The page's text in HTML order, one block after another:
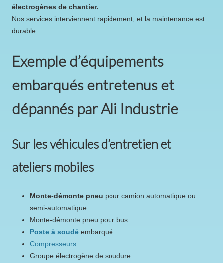
électrogènes de chantier.
Nos services interviennent rapidement, et la maintenance est
durable.
Exemple d’équipements
embarqués entretenus et
dépannés par Ali Industrie
Sur les véhicules d’entretien et
ateliers mobiles
monte-démonte pneu pour camion automatique ou
semi-automatique
monte-démonte pneu pour bus
poste à soudé embarqué
compresseurs
groupe électrogène de soudure